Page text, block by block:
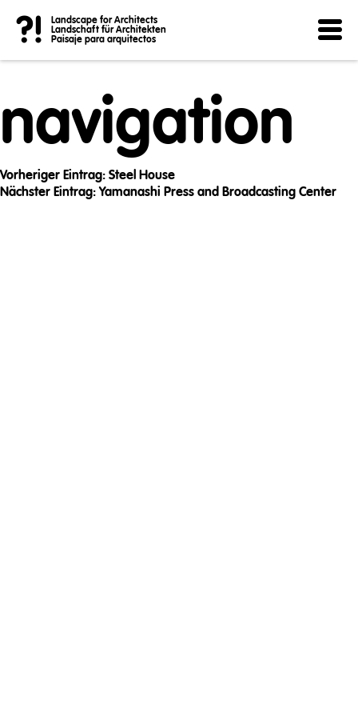
?!
Landscape for Architects
Landschaft für Architekten
Paisaje para arquitectos
Post
navigation
Vorheriger Eintrag: Steel House
Nächster Eintrag: Yamanashi Press and Broadcasting Center